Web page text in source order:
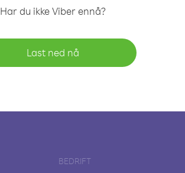
Har du ikke Viber ennå?
Last ned nå
BEDRIFT